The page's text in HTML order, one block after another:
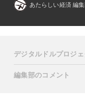
あたらしい経済 編
デジタルドルプロジ
編集部のコメント